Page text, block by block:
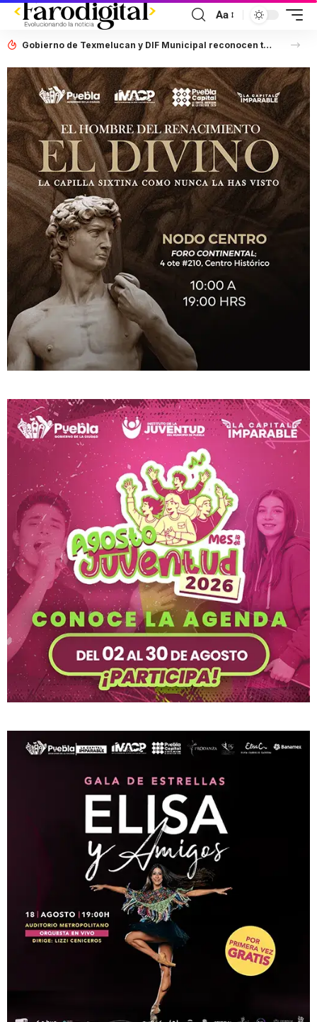
Aa
Gobierno de Texmelucan y DIF Municipal reconocen trayectoria de adultas mayores con el certamen “La Belleza No Tiene Edad”